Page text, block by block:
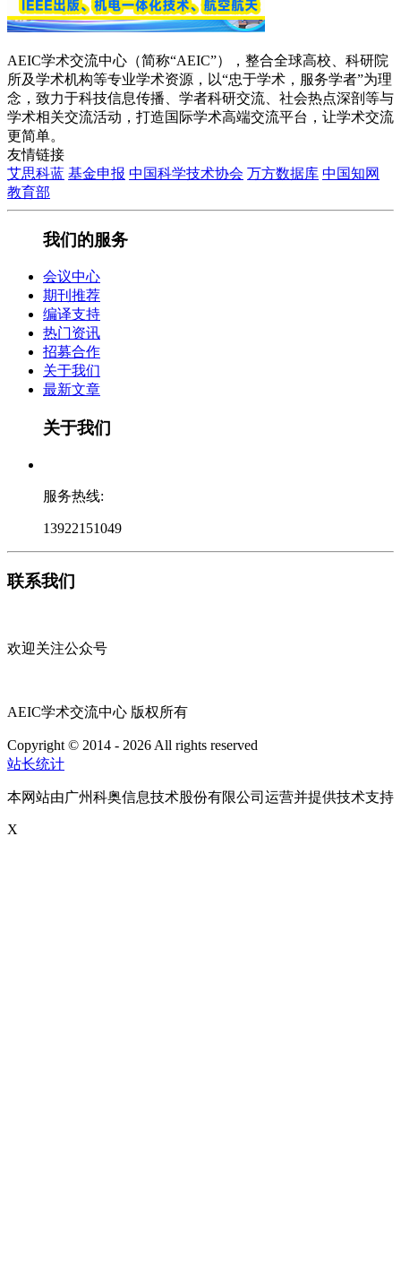
AEIC学术交流中心（简称“AEIC”），整合全球高校、科研院
所及学术机构等专业学术资源，以“忠于学术，服务学者”为理
念，致力于科技信息传播、学者科研交流、社会热点深剖等与
学术相关交流活动，打造国际学术高端交流平台，让学术交流
更简单。
友情链接
艾思科蓝 基金申报 中国科学技术协会 万方数据库 中国知网
教育部
我们的服务
会议中心
期刊推荐
编译支持
热门资讯
招募合作
关于我们
最新文章
关于我们
服务热线:
13922151049
联系我们
欢迎关注公众号
AEIC学术交流中心 版权所有
Copyright © 2014 - 2026 All rights reserved
站长统计
本网站由广州科奥信息技术股份有限公司运营并提供技术支持
X